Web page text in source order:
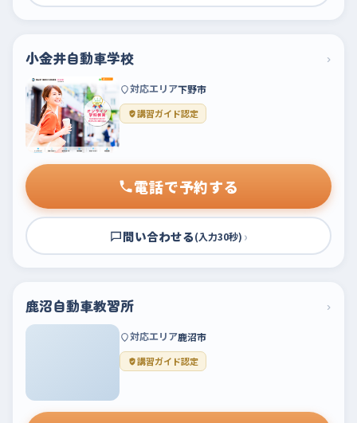
小金井自動車学校 ›
対応エリア下野市
講習ガイド認定
電話で予約する
問い合わせる(入力30秒) ›
鹿沼自動車教習所 ›
対応エリア鹿沼市
講習ガイド認定